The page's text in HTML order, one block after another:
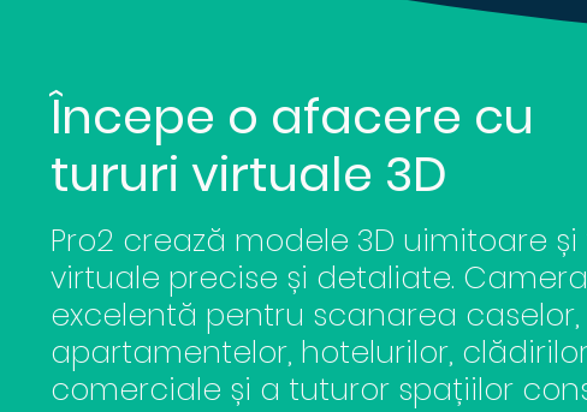
Începe o afacere cu
tururi virtuale 3D
Pro2 crează modele 3D uimitoare și
virtuale precise și detaliate.
excelentă pentru scanarea caselor,
apartamentelor, hotelurilor,
comerciale și a tuturor spațiilor